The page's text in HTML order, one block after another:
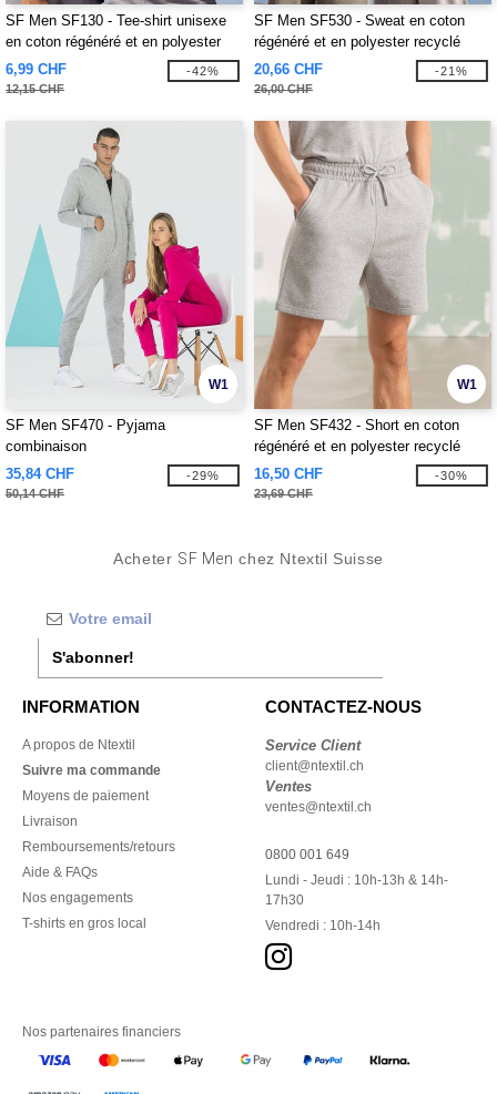
SF Men SF130 - Tee-shirt unisexe
en coton régénéré et en polyester
recyclé
6,99 CHF
12,15 CHF
-42%
SF Men SF530 - Sweat en coton
régénéré et en polyester recyclé
20,66 CHF
26,00 CHF
-21%
W1
SF Men SF470 - Pyjama
combinaison
35,84 CHF
50,14 CHF
-29%
W1
SF Men SF432 - Short en coton
régénéré et en polyester recyclé
16,50 CHF
23,69 CHF
-30%
Acheter SF Men chez Ntextil Suisse
S'abonner!
INFORMATION
A propos de Ntextil
Suivre ma commande
Moyens de paiement
Livraison
Remboursements/retours
Aide & FAQs
Nos engagements
T-shirts en gros local
CONTACTEZ-NOUS
Service Client
client@ntextil.ch
Ventes
ventes@ntextil.ch
0800 001 649
Lundi - Jeudi : 10h-13h & 14h-
17h30
Vendredi : 10h-14h
Nos partenaires financiers